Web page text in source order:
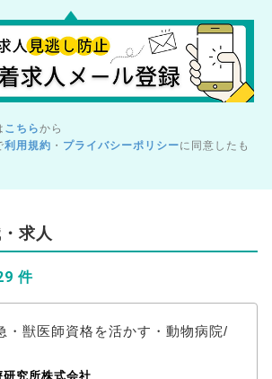
こちらから
利用規約 ・ プライバシーポリシーに同意したも
求人
件
・獣医師資格を活かす・動物病院/
究所株式会社